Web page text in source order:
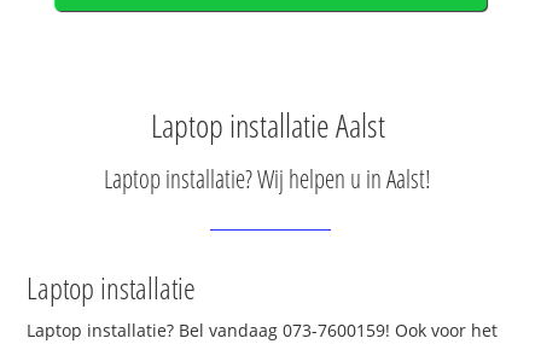
Laptop installatie Aalst
Laptop installatie? Wij helpen u in Aalst!
Laptop installatie
Laptop installatie? Bel vandaag 073-7600159! Ook voor het